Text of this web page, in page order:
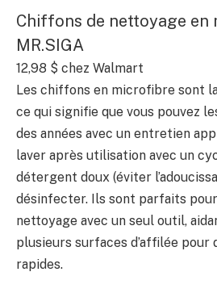
Chiffons de nettoyage en
MR.SIGA
12,98 $ chez Walmart
Les chiffons en microfibre sont
ce qui signifie que vous pouvez
des années avec un entretien
laver après utilisation avec un
détergent doux (éviter
désinfecter. Ils sont parfaits
nettoyage avec un seul outil,
plusieurs surfaces d’affilée pour
rapides.